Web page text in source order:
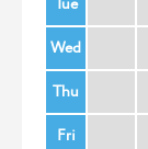
Tue
Wed
Thu
Fri